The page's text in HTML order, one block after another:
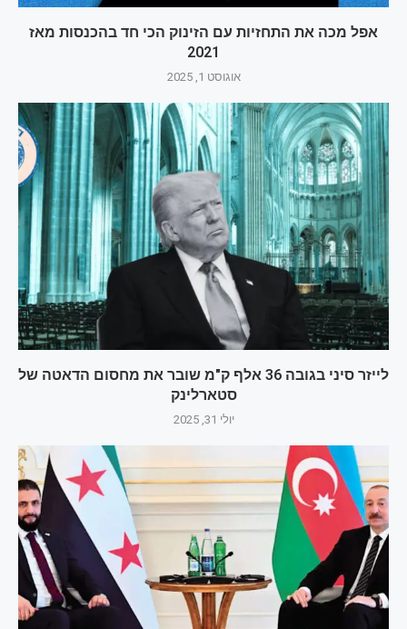
אפל מכה את התחזיות עם הזינוק הכי חד בהכנסות מאז
2021
אוגוסט 1, 2025
לייזר סיני בגובה 36 אלף ק"מ שובר את מחסום הדאטה של
סטארלינק
יולי 31, 2025